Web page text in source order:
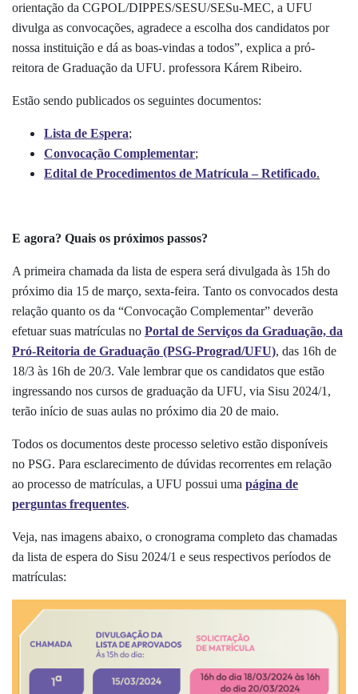
orientação da CGPOL/DIPPES/SESU/SESu-MEC, a UFU
divulga as convocações, agradece a escolha dos candidatos por
nossa instituição e dá as boas-vindas a todos”, explica a pró-
reitora de Graduação da UFU. professora Kárem Ribeiro.
Estão sendo publicados os seguintes documentos:
Lista de Espera;
Convocação Complementar;
Edital de Procedimentos de Matrícula – Retificado.
E agora? Quais os próximos passos?
A primeira chamada da lista de espera será divulgada às 15h do
próximo dia 15 de março, sexta-feira. Tanto os convocados desta
relação quanto os da “Convocação Complementar” deverão
efetuar suas matrículas no Portal de Serviços da Graduação, da
Pró-Reitoria de Graduação (PSG-Prograd/UFU), das 16h de
18/3 às 16h de 20/3. Vale lembrar que os candidatos que estão
ingressando nos cursos de graduação da UFU, via Sisu 2024/1,
terão início de suas aulas no próximo dia 20 de maio.
Todos os documentos deste processo seletivo estão disponíveis
no PSG. Para esclarecimento de dúvidas recorrentes em relação
ao processo de matrículas, a UFU possui uma página de
perguntas frequentes.
Veja, nas imagens abaixo, o cronograma completo das chamadas
da lista de espera do Sisu 2024/1 e seus respectivos períodos de
matrículas: